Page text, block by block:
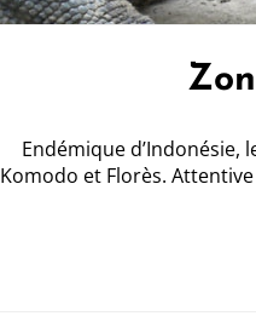
Endémique d’Indonésie,
Komodo et Florès.